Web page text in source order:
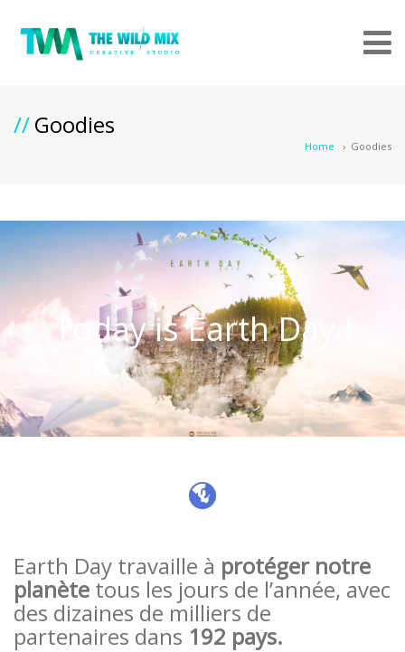
Goodies
Home › Goodies
Today is Earth Day !
Earth Day travaille à protéger notre
planète tous les jours de l’année, avec
des dizaines de milliers de
partenaires dans 192 pays.